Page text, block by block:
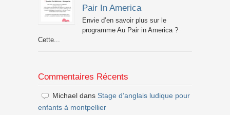
Pair In America
Envie d’en savoir plus sur le
programme Au Pair in America ?
Cette...
Commentaires Récents
Michael dans Stage d’anglais ludique pour
enfants à montpellier